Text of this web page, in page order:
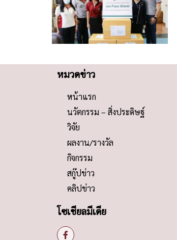
หมวดข่าว
หน้าแรก
นวัตกรรม – สิ่งประดิษฐ์
วิจัย
ผลงาน/รางวัล
กิจกรรม
สกู๊ปข่าว
คลิปข่าว
โซเชียลมีเดีย